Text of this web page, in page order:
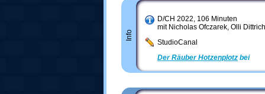
Info
D/CH 2022, 106 Minuten
mit Nicholas Ofczarek, Olli
StudioCanal
Der Räuber Hotzenplotz bei